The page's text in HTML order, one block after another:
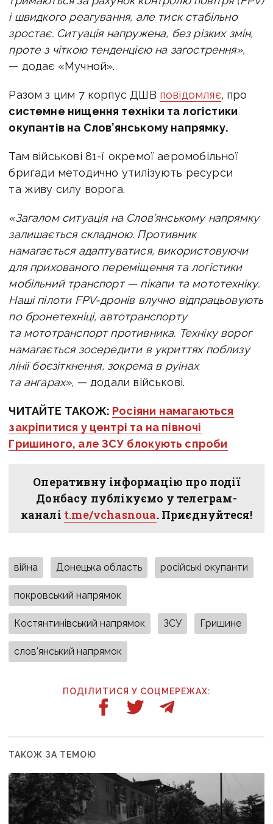
і швидкого реагування, але тиск стабільно
зростає. Ситуація напружена, без різких змін,
проте з чіткою тенденцією на загострення»,
— додає «Мучной».
Разом з цим 7 корпус ДШВ повідомляє, про
системне нищення техніки та логістики
окупантів на Слов’янському напрямку.
Там військові 81-ї окремої аеромобільної
бригади методично утилізують ресурси
та живу силу ворога.
«Загалом ситуація на Слов’янському напрямку
залишається складною. Противник
намагається адаптуватися, використовуючи
для прихованого переміщення та логістики
мобільний транспорт — пікапи та мототехніку.
Наші пілоти FPV-дронів влучно відпрацьовують
по бронетехніці, автотранспорту
та мототранспорт противника. Техніку ворог
намагається зосередити в укриттях поблизу
лінії боєзіткнення, зокрема в руїнах
та ангарах», — додали військові.
ЧИТАЙТЕ ТАКОЖ: Росіяни намагаються
закріпитися у центрі та на півночі
Гришиного, але ЗСУ блокують спроби
Оперативну інформацію про події
Донбасу публікуємо у телеграм-
каналі t.me/vchasnoua. Приєднуйтеся!
війна Донецька область російські окупанти
покровський напрямок
Костянтинівський напрямок ЗСУ Гришине
слов'янський напрямок
ПОДІЛИТИСЯ У СОЦМЕРЕЖАХ:
ТАКОЖ ЗА ТЕМОЮ